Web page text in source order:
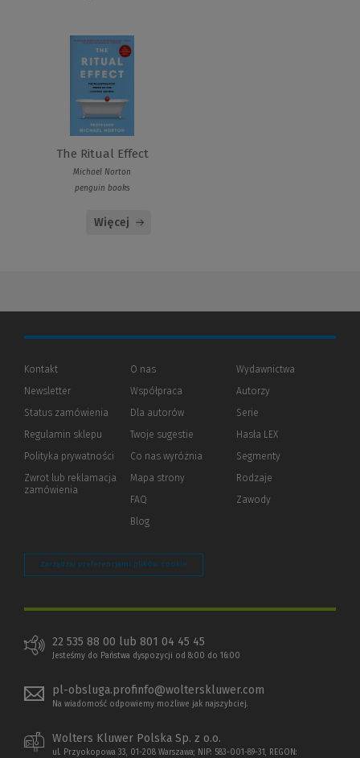
The Ritual Effect
Michael Norton
penguin books
Więcej
Kontakt
Newsletter
Status zamówienia
Regulamin sklepu
Polityka prywatności (Nowe
(Link
innej
Zwrot lub reklamacja
zamówienia
O nas
Współpraca
Dla autorów(Nowe
(Link
innej
Twoje sugestie
Co nas wyróżnia
Mapa strony
FAQ
Blog
Wydawnictwa
Autorzy
Serie
Hasła LEX
Segmenty
Rodzaje
Zawody
Zarządzaj preferencjami plików cookie
22 535 88 00 lub 801 04 45 45
Jesteśmy do Państwa dyspozycji od 8:00 do 16:00
pl-obsluga.profinfo@wolterskluwer.com
Na wiadomość odpowiemy możliwe jak najszybciej.
Wolters Kluwer Polska Sp. z o.o.
ul. Przyokopowa 33, 01-208 Warszawa; NIP: 583-001-89-31, REGON: